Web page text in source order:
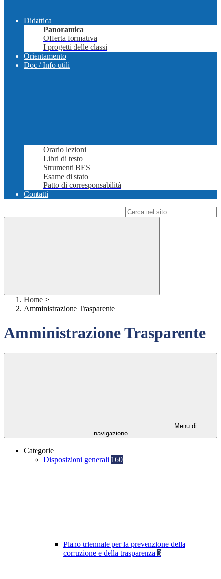
Didattica
Panoramica
Offerta formativa
I progetti delle classi
Orientamento
Doc / Info utili
Orario lezioni
Libri di testo
Strumenti BES
Esame di stato
Patto di corresponsabilità
Contatti
Home >
Amministrazione Trasparente
Amministrazione Trasparente
Menu di
navigazione
Categorie
Disposizioni generali 160
Piano triennale per la prevenzione della
corruzione e della trasparenza 3